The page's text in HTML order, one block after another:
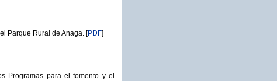
Parque Rural de Anaga. [PDF]
Programas para el fomento y el